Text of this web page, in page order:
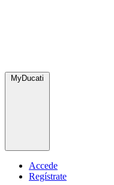
MyDucati
Accede
Regístrate